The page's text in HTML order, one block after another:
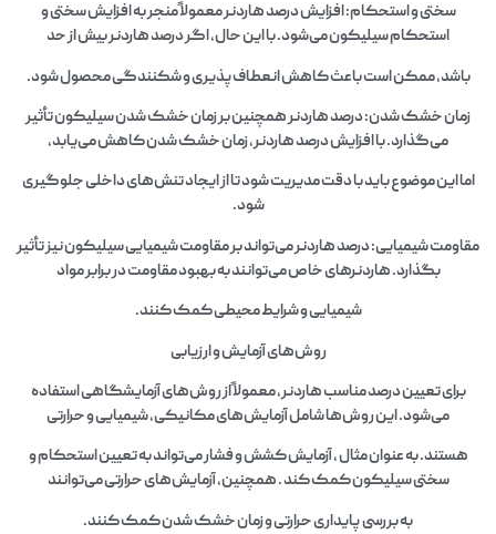
سختی و استحکام: افزایش درصد هاردنر معمولاً منجر به افزایش سختی و
استحکام سیلیکون می‌شود. با این حال، اگر درصد هاردنر بیش از حد
باشد، ممکن است باعث کاهش انعطاف‌پذیری و شکنندگی محصول شود.
زمان خشک شدن: درصد هاردنر همچنین بر زمان خشک شدن سیلیکون تأثیر
می‌گذارد. با افزایش درصد هاردنر، زمان خشک شدن کاهش می‌یابد،
اما این موضوع باید با دقت مدیریت شود تا از ایجاد تنش‌های داخلی جلوگیری
شود.
مقاومت شیمیایی: درصد هاردنر می‌تواند بر مقاومت شیمیایی سیلیکون نیز تأثیر
بگذارد. هاردنرهای خاص می‌توانند به بهبود مقاومت در برابر مواد
شیمیایی و شرایط محیطی کمک کنند.
روش‌های آزمایش و ارزیابی
برای تعیین درصد مناسب هاردنر، معمولاً از روش‌های آزمایشگاهی استفاده
می‌شود. این روش‌ها شامل آزمایش‌های مکانیکی، شیمیایی و حرارتی
هستند. به عنوان مثال ، آزمایش کشش و فشار می‌تواند به تعیین استحکام و
سختی سیلیکون کمک کند . همچنین، آزمایش‌های حرارتی می‌توانند
به بررسی پایداری حرارتی و زمان خشک شدن کمک کنند.